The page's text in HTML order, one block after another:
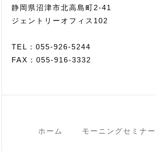
静岡県沼津市北高島町2-41
ジェントリーオフィス102
TEL：055-926-5244
FAX：055-916-3332
ホーム モーニングセミナー